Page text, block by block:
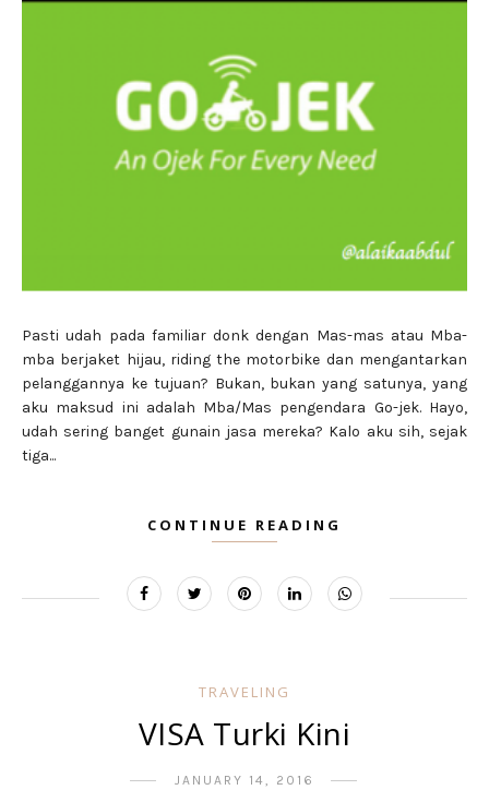
Pasti udah pada familiar donk dengan Mas-mas atau Mba-
mba berjaket hijau, riding the motorbike dan mengantarkan
pelanggannya ke tujuan? Bukan, bukan yang satunya, yang
aku maksud ini adalah Mba/Mas pengendara Go-jek. Hayo,
udah sering banget gunain jasa mereka? Kalo aku sih, sejak
tiga...
CONTINUE READING
TRAVELING
VISA Turki Kini
JANUARY 14, 2016